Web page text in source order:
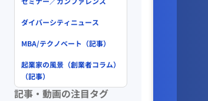
ダイバーシティニュース
MBA/テクノベート（記事）
起業家の風景（創業者コラム）
（記事）
記事・動画の注目タグ